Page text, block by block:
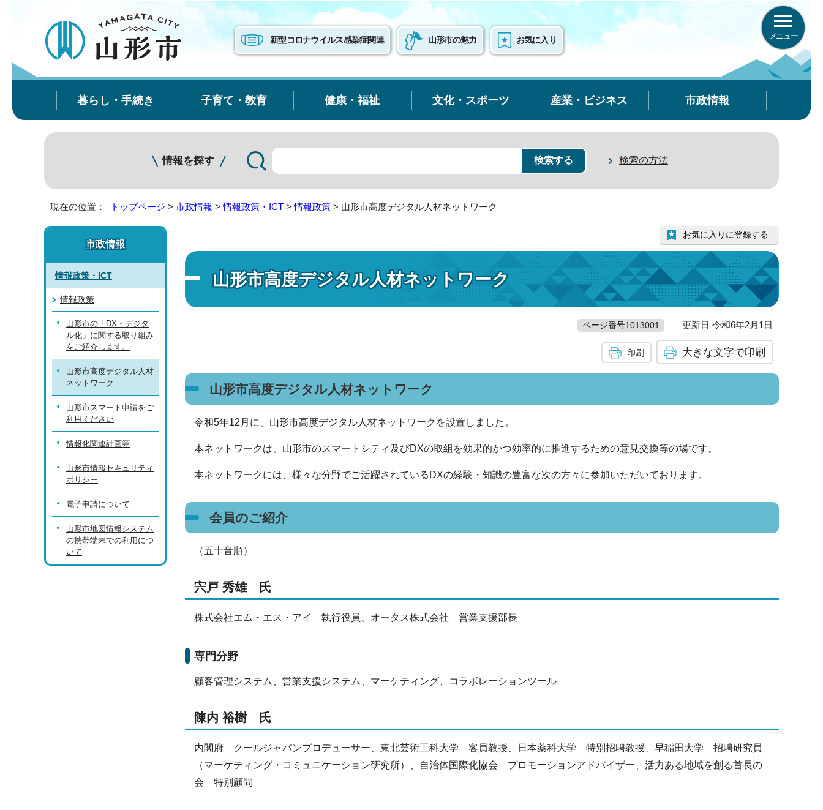
新型コロナウイルス感染症関連 山形市の魅力 お気に入り メニュー
暮らし・手続き 子育て・教育 健康・福祉 文化・スポーツ 産業・ビジネス 市政情報
情報を探す 検索の方法
現在の位置： トップページ > 市政情報 >情報政策・ICT >情報政策 > 山形市高度デジタル人材ネットワーク
山形市高度デジタル人材ネットワーク
お気に入りに登録する
ページ番号1013001 更新日 令和6年2月1日
印刷 大きな文字で印刷
山形市高度デジタル人材ネットワーク
令和5年12月に、山形市高度デジタル人材ネットワークを設置しました。
本ネットワークは、山形市のスマートシティ及びDXの取組を効果的かつ効率的に推進するための意見交換等の場です。
本ネットワークには、様々な分野でご活躍されているDXの経験・知識の豊富な次の方々に参加いただいております。
会員のご紹介
（五十音順）
宍戸 秀雄 氏
株式会社エム・エス・アイ 執行役員、オータス株式会社 営業支援部長
専門分野
顧客管理システム、営業支援システム、マーケティング、コラボレーションツール
陳内 裕樹 氏
内閣府 クールジャパンプロデューサー、東北芸術工科大学 客員教授、日本薬科大学 特別招聘教授、早稲田大学 招聘研究員
（マーケティング・コミュニケーション研究所）、自治体国際化協会 プロモーションアドバイザー、活力ある地域を創る首長の
会 特別顧問
市政情報
情報政策・ICT
情報政策
山形市の「DX・デジタ
ル化」に関する取り組み
をご紹介します。
山形市高度デジタル人材
ネットワーク
山形市スマート申請をご
利用ください
情報化関連計画等
山形市情報セキュリティ
ポリシー
電子申請について
山形市地図情報システム
の携帯端末での利用につ
いて